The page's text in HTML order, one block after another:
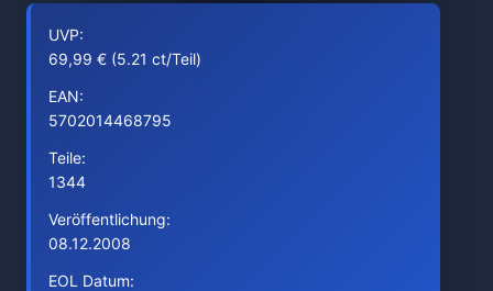
UVP:
69,99 € (5.21 ct/Teil)
EAN:
5702014468795
Teile:
1344
Veröffentlichung:
08.12.2008
EOL Datum: